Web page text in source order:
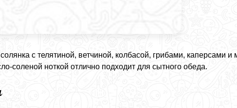
с телятиной, ветчиной, колбасой, грибами, каперсами
соленой ноткой отлично подходит для сытного обеда.